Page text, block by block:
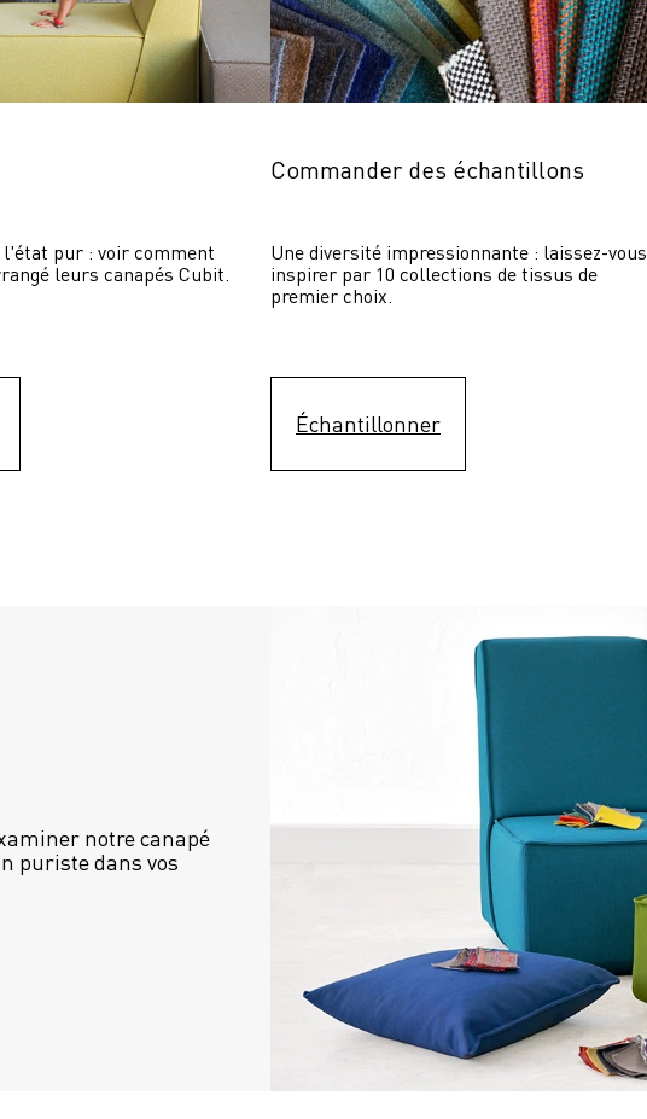
pur : voir comment
leurs canapés Cubit.
Commander des échantillons
Une diversité impressionnante : laissez-vous
inspirer par 10 collections de tissus de
premier choix.
Échantillonner
notre canapé
puriste dans vos